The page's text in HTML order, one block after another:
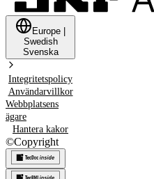
Europe
Swedish
Svenska
Integritetspolicy
Användarvillkor
Webbplatsens
ägare
Hantera kakor
©Copyright